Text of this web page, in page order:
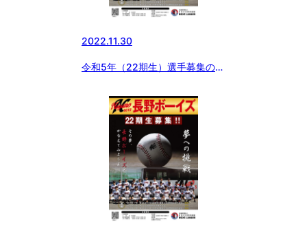
2022.11.30
令和5年（22期生）選手募集のお